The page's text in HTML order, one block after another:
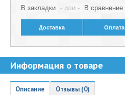
В закладки- или -В сравнение
Доставка Оплата
Информация о товаре
Описание Отзывы (0)